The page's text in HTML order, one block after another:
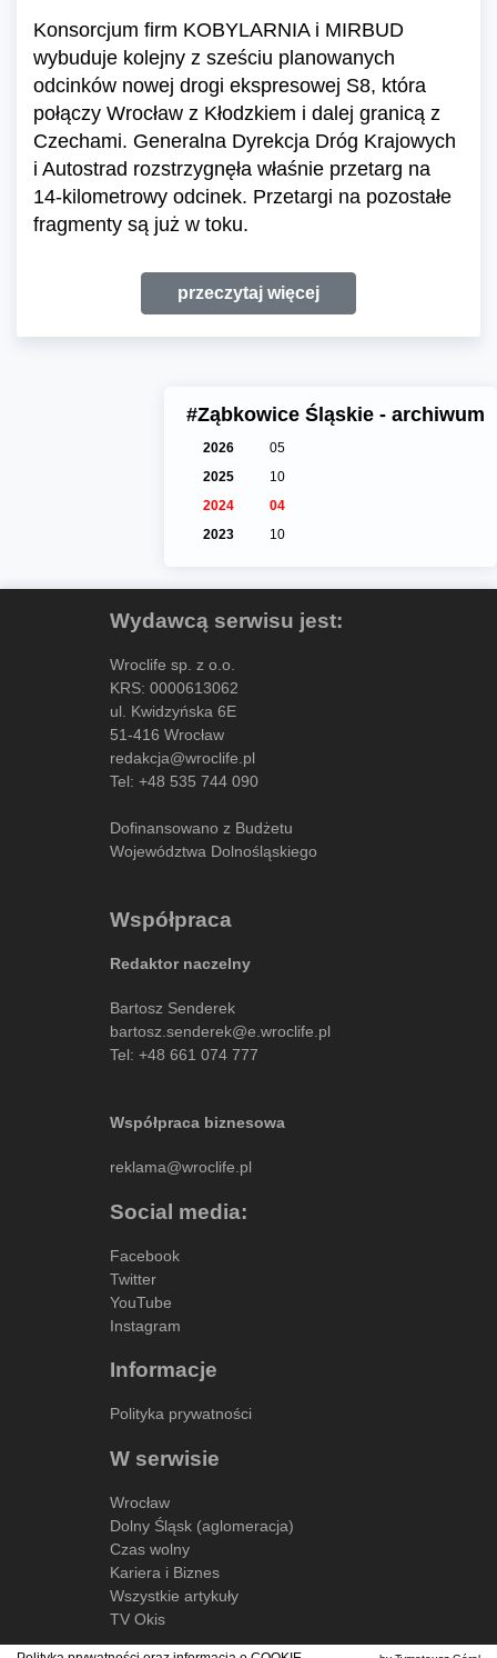
Konsorcjum firm KOBYLARNIA i MIRBUD
wybuduje kolejny z sześciu planowanych
odcinków nowej drogi ekspresowej S8, która
połączy Wrocław z Kłodzkiem i dalej granicą z
Czechami. Generalna Dyrekcja Dróg Krajowych
i Autostrad rozstrzygnęła właśnie przetarg na
14-kilometrowy odcinek. Przetargi na pozostałe
fragmenty są już w toku.
przeczytaj więcej
#Ząbkowice Śląskie - archiwum
2026
05
2025
10
2024
04
2023
10
Wydawcą serwisu jest:
Wroclife sp. z o.o.
KRS: 0000613062
ul. Kwidzyńska 6E
51-416 Wrocław
redakcja@wroclife.pl
Tel: +48 535 744 090
Dofinansowano z Budżetu
Województwa Dolnośląskiego
Współpraca
Redaktor naczelny
Bartosz Senderek
bartosz.senderek@e.wroclife.pl
Tel: +48 661 074 777
Współpraca biznesowa
reklama@wroclife.pl
Social media:
Facebook
Twitter
YouTube
Instagram
Informacje
Polityka prywatności
W serwisie
Wrocław
Dolny Śląsk (aglomeracja)
Czas wolny
Kariera i Biznes
Wszystkie artykuły
TV Okis